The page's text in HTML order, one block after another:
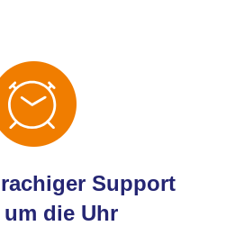
Support
die Uhr